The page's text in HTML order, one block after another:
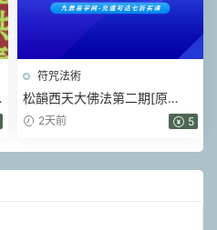
符咒法術
松韻西天大佛法第二期[原
版].pdf 5頁
2天前 5